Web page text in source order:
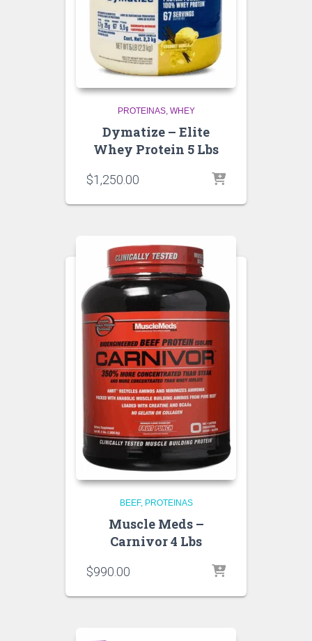
PROTEINAS WHEY
Dymatize – Elite
Whey Protein 5 Lbs
$1,250.00
BEEF PROTEINAS
Muscle Meds –
Carnivor 4 Lbs
$990.00